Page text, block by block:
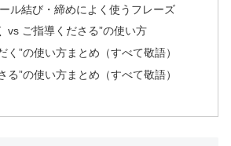
ル結び・締めによく使うフレーズ
vs ご指導くださる”の使い方
く”の使い方まとめ（すべて敬語）
る”の使い方まとめ（すべて敬語）